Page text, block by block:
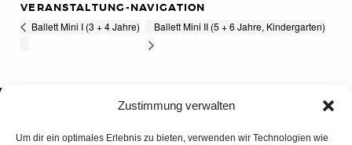
Zustimmung verwalten
Um dir ein optimales Erlebnis zu bieten, verwenden wir Technologien wie
VERANSTALTUNG-NAVIGATION
Ballett Mini I (3 + 4 Jahre) Ballett Mini II (5 + 6 Jahre, Kindergarten)